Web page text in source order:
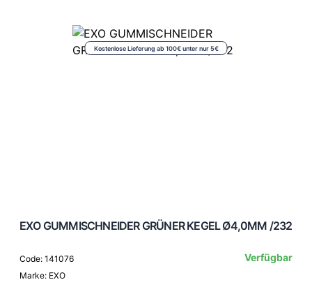
Kostenlose Lieferung ab 100€ unter nur 5€
EXO GUMMISCHNEIDER GRÜNER KEGEL Ø4,0MM /232
Code: 141076
Marke: EXO
Verfügbar